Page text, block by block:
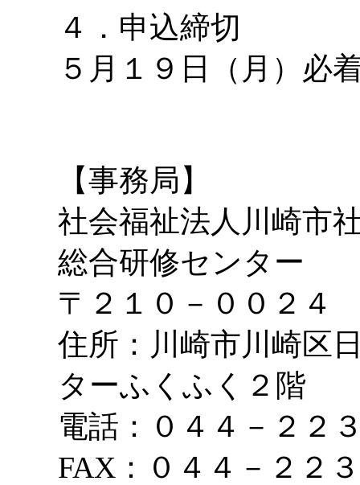
４．申込締切
５月１９日（月）必
【事務局】
社会福祉法人川崎市
総合研修センター
〒２１０－００２４
住所：川崎市川崎区
ターふくふく２階
電話：０４４－２２
FAX：０４４－２２